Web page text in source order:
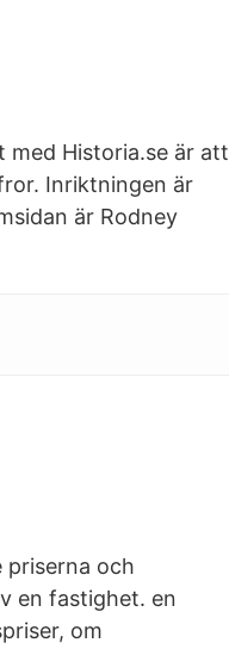
Historia.se är att
Inriktningen är
är Rodney
och
en fastighet. en
om